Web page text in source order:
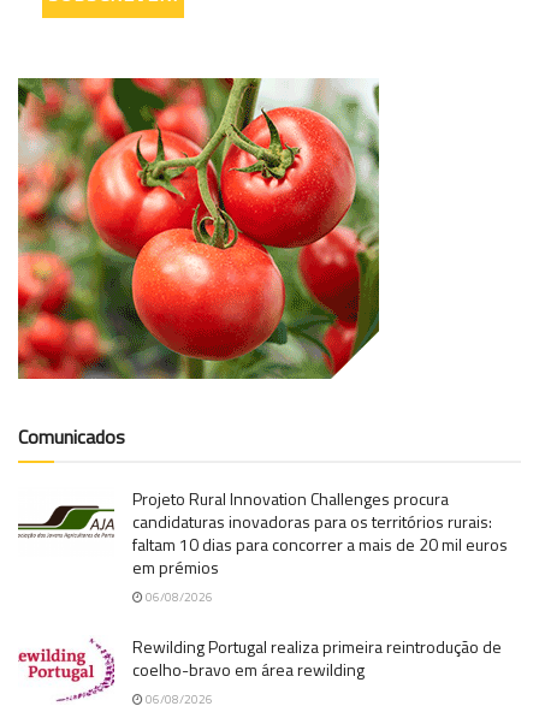
Comunicados
Projeto Rural Innovation Challenges procura
candidaturas inovadoras para os territórios rurais:
faltam 10 dias para concorrer a mais de 20 mil euros
em prémios
06/08/2026
Rewilding Portugal realiza primeira reintrodução de
coelho-bravo em área rewilding
06/08/2026